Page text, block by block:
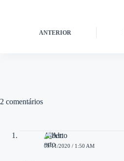
ANTERIOR
2 comentários
Alberto
09/11/2020 / 1:50 AM